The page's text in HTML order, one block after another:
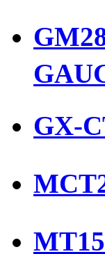
GX-